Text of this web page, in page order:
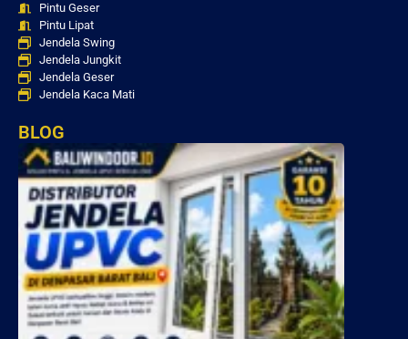
Pintu Geser
Pintu Lipat
Jendela Swing
Jendela Jungkit
Jendela Geser
Jendela Kaca Mati
BLOG